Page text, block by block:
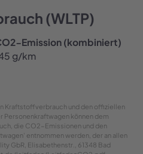
(WLTP)
Emission (kombiniert)
g/km
Kraftstoffverbrauch und den offiziellen
können dem
die CO2-Emissionen und den
entnommen werden, der an allen
GbR, Elisabethenstr., 61348 Bad